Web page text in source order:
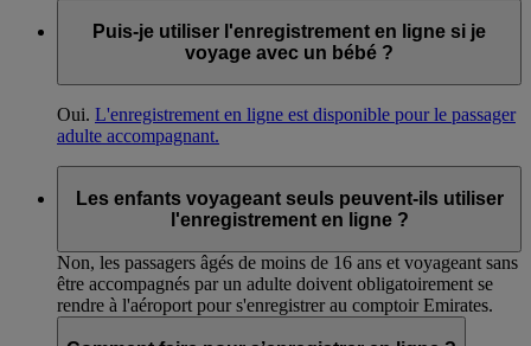
Puis-je utiliser l'enregistrement en ligne si je
voyage avec un bébé ?
Oui. L'enregistrement en ligne est disponible pour le passager
adulte accompagnant.
Les enfants voyageant seuls peuvent-ils utiliser
l'enregistrement en ligne ?
Non, les passagers âgés de moins de 16 ans et voyageant sans
être accompagnés par un adulte doivent obligatoirement se
rendre à l'aéroport pour s'enregistrer au comptoir Emirates.